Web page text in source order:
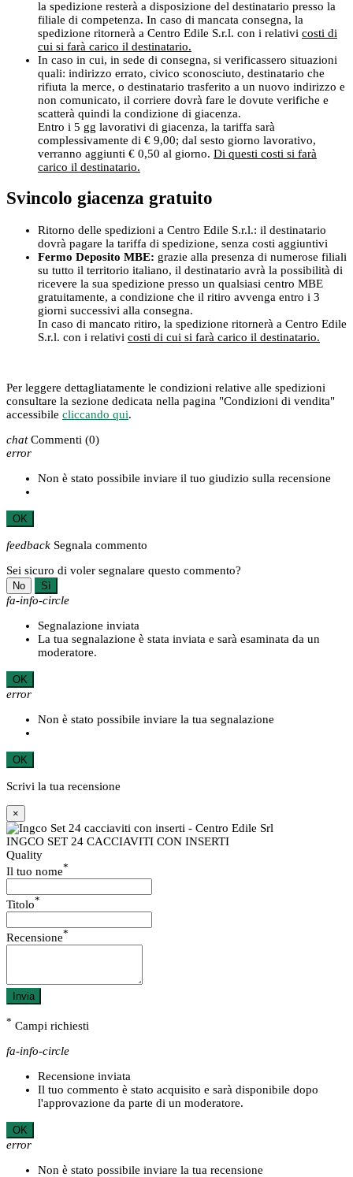
la spedizione resterà a disposizione del destinatario presso la
filiale di competenza. In caso di mancata consegna, la
spedizione ritornerà a Centro Edile S.r.l. con i relativi costi di
cui si farà carico il destinatario.
In caso in cui, in sede di consegna, si verificassero situazioni
quali: indirizzo errato, civico sconosciuto, destinatario che
rifiuta la merce, o destinatario trasferito a un nuovo indirizzo e
non comunicato, il corriere dovrà fare le dovute verifiche e
scatterà quindi la condizione di giacenza.
Entro i 5 gg lavorativi di giacenza, la tariffa sarà
complessivamente di € 9,00; dal sesto giorno lavorativo,
verranno aggiunti € 0,50 al giorno. Di questi costi si farà
carico il destinatario.
Svincolo giacenza gratuito
Ritorno delle spedizioni a Centro Edile S.r.l.: il destinatario
dovrà pagare la tariffa di spedizione, senza costi aggiuntivi
Fermo Deposito MBE: grazie alla presenza di numerose filiali
su tutto il territorio italiano, il destinatario avrà la possibilità di
ricevere la sua spedizione presso un qualsiasi centro MBE
gratuitamente, a condizione che il ritiro avvenga entro i 3
giorni successivi alla consegna.
In caso di mancato ritiro, la spedizione ritornerà a Centro Edile
S.r.l. con i relativi costi di cui si farà carico il destinatario.
Per leggere dettagliatamente le condizioni relative alle spedizioni
consultare la sezione dedicata nella pagina "Condizioni di vendita"
accessibile cliccando qui.
chat Commenti (0)
error
Non è stato possibile inviare il tuo giudizio sulla recensione
OK
feedback Segnala commento
Sei sicuro di voler segnalare questo commento?
No Sì
fa-info-circle
Segnalazione inviata
La tua segnalazione è stata inviata e sarà esaminata da un
moderatore.
OK
error
Non è stato possibile inviare la tua segnalazione
OK
Scrivi la tua recensione
×
INGCO SET 24 CACCIAVITI CON INSERTI
Quality
Il tuo nome*
Titolo*
Recensione*
Invia
* Campi richiesti
fa-info-circle
Recensione inviata
Il tuo commento è stato acquisito e sarà disponibile dopo
l'approvazione da parte di un moderatore.
OK
error
Non è stato possibile inviare la tua recensione